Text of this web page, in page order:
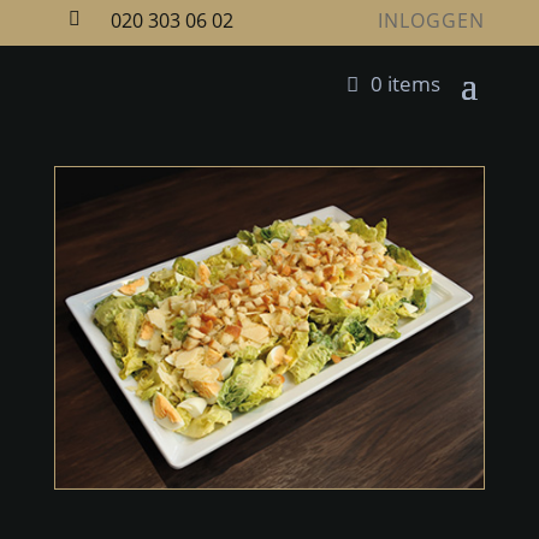
 020 303 06 02 INLOGGEN
0 items